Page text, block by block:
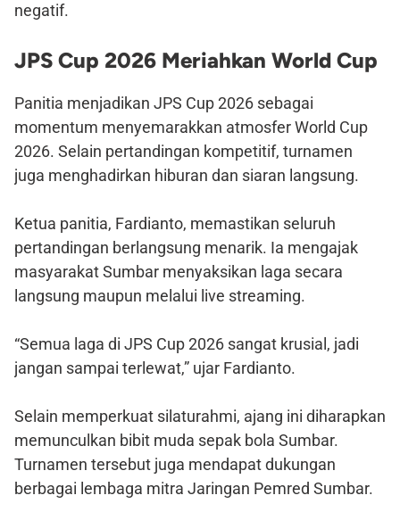
negatif.
JPS Cup 2026 Meriahkan World Cup
Panitia menjadikan JPS Cup 2026 sebagai
momentum menyemarakkan atmosfer World Cup
2026. Selain pertandingan kompetitif, turnamen
juga menghadirkan hiburan dan siaran langsung.
Ketua panitia, Fardianto, memastikan seluruh
pertandingan berlangsung menarik. Ia mengajak
masyarakat Sumbar menyaksikan laga secara
langsung maupun melalui live streaming.
“Semua laga di JPS Cup 2026 sangat krusial, jadi
jangan sampai terlewat,” ujar Fardianto.
Selain memperkuat silaturahmi, ajang ini diharapkan
memunculkan bibit muda sepak bola Sumbar.
Turnamen tersebut juga mendapat dukungan
berbagai lembaga mitra Jaringan Pemred Sumbar.